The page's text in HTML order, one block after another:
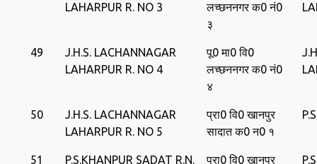
LAHARPUR R. NO 3
लच्‍छननगर क0 नं0
३
49
J.H.S. LACHANNAGAR
LAHARPUR R. NO 4
पू0 मा0 वि0
लच्‍छननगर क0 नं0
४
50
J.H.S. LACHANNAGAR
LAHARPUR R. NO 5
प्रा0 वि0 खानपुर
सादात क0 न0 १
51
P.S.KHANPUR SADAT R.N.
प्रा0 वि0 खानपुर